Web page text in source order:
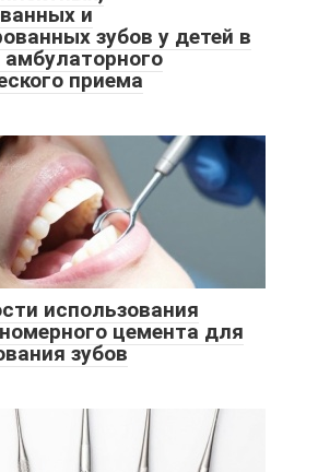
и
зубов у детей в
амбулаторного
приема
использования
цемента для
зубов